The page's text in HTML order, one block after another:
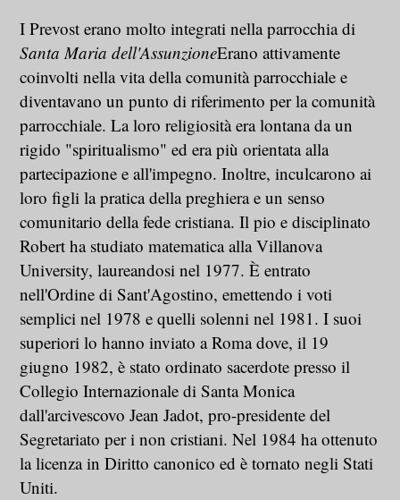
I Prevost erano molto integrati nella parrocchia di
Santa Maria dell'AssunzioneErano attivamente
coinvolti nella vita della comunità parrocchiale e
diventavano un punto di riferimento per la comunità
parrocchiale. La loro religiosità era lontana da un
rigido "spiritualismo" ed era più orientata alla
partecipazione e all'impegno. Inoltre, inculcarono ai
loro figli la pratica della preghiera e un senso
comunitario della fede cristiana. Il pio e disciplinato
Robert ha studiato matematica alla Villanova
University, laureandosi nel 1977. È entrato
nell'Ordine di Sant'Agostino, emettendo i voti
semplici nel 1978 e quelli solenni nel 1981. I suoi
superiori lo hanno inviato a Roma dove, il 19
giugno 1982, è stato ordinato sacerdote presso il
Collegio Internazionale di Santa Monica
dall'arcivescovo Jean Jadot, pro-presidente del
Segretariato per i non cristiani. Nel 1984 ha ottenuto
la licenza in Diritto canonico ed è tornato negli Stati
Uniti.